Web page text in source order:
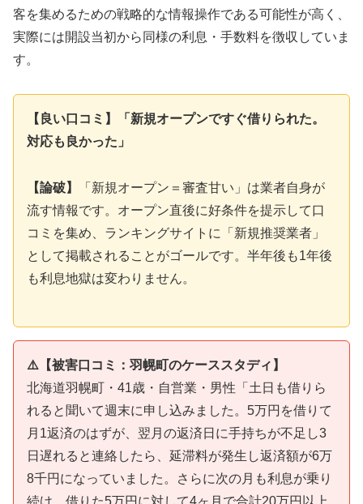
客を集めるための戦略的な情報操作である可能性が高く、
実際には開設当初から同様の利息・手数料を徴収していま
す。
【良い口コミ】「新規オープンですぐ借りられた。
対応も良かった」
【論破】
「新規オープン＝審査甘い」は業者自身が
流す情報です。オープン直後に好条件を提示して口
コミを集め、ランキングサイトに「新規推奨業者」
として掲載されることがゴールです。半年後も1年後
も利息地獄は変わりません。
⚠️【被害口コミ：羽幌町のケーススタディ】
北海道羽幌町・41歳・自営業・男性「土日も借りら
れると聞いて週末に申し込みました。5万円を借りて
月1返済のはずが、翌月の返済日に手持ちが不足し3
日遅れると連絡したら、延滞料が発生し返済額が6万
8千円になっていました。さらに次の月も利息が乗り
続け、借りた5万円に対して4ヶ月で合計20万円以上